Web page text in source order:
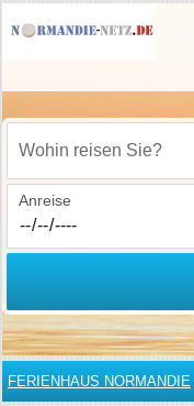
Wohin reisen Sie?
Anreise
FERIENHAUS NORMANDIE